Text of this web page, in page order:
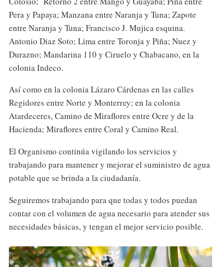
Pera y Papaya; Manzana entre Naranja y Tuna; Zapote
entre Naranja y Tuna; Francisco J. Mujica esquina.
Antonio Diaz Soto; Lima entre Toronja y Piña; Nuez y
Durazno; Mandarina 110 y Ciruelo y Chabacano, en la
colonia Indeco.
Así como en la colonia Lázaro Cárdenas en las calles
Regidores entre Norte y Monterrey; en la colonia
Atardeceres, Camino de Miraflores entre Ocre y de la
Hacienda; Miraflores entre Coral y Camino Real.
El Organismo continúa vigilando los servicios y
trabajando para mantener y mejorar el suministro de agua
potable que se brinda a la ciudadanía.
Seguiremos trabajando para que todas y todos puedan
contar con el volumen de agua necesario para atender sus
necesidades básicas, y tengan el mejor servicio posible.